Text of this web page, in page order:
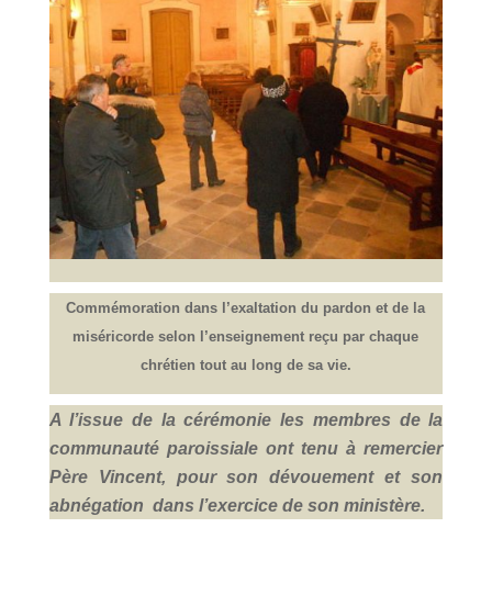
Commémoration dans l’exaltation du pardon et de la
miséricorde selon l’enseignement reçu par chaque
chrétien tout au long de sa vie.
A l’issue de la cérémonie les membres de la
communauté paroissiale ont tenu à remercier
Père Vincent, pour son dévouement et son
abnégation dans l’exercice de son ministère.